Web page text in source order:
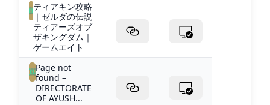
ティアキン攻略
｜ゼルダの伝説
ティアーズオブ
ザキングダム｜
ゲームエイト
Page not
found –
DIRECTORATE
OF AYUSH...